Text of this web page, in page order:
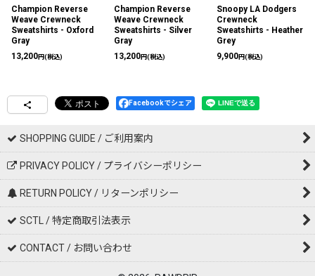
Champion Reverse
Weave Crewneck
Sweatshirts - Oxford
Gray
13,200円(税込)
Champion Reverse
Weave Crewneck
Sweatshirts - Silver
Gray
13,200円(税込)
Snoopy LA Dodgers
Crewneck
Sweatshirts - Heather
Grey
9,900円(税込)
Facebookでシェア
SHOPPING GUIDE / ご利用案内
PRIVACY POLICY / プライバシーポリシー
RETURN POLICY / リターンポリシー
SCTL / 特定商取引法表示
CONTACT / お問い合わせ